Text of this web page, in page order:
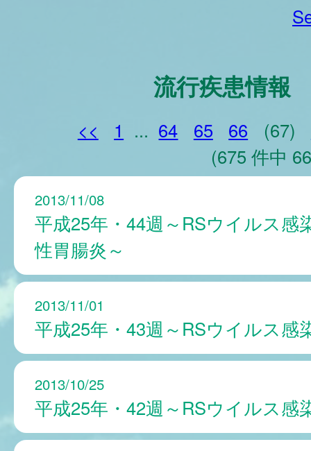
流行疾患情報
<< 1 ... 64 65 66 (67)
(675 件中
2013/11/08
平成25年・44週～RSウイルス感
性胃腸炎～
2013/11/01
平成25年・43週～RSウイルス感
2013/10/25
平成25年・42週～RSウイルス感